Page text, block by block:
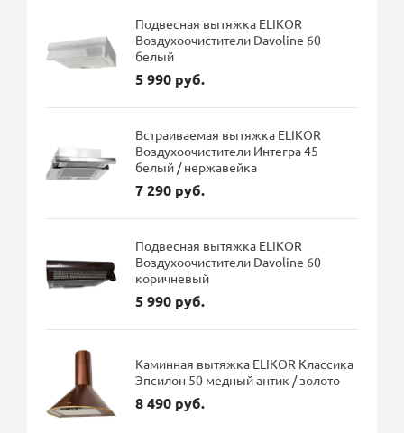
Подвесная вытяжка ELIKOR
Воздухоочистители Davoline 60
белый
5 990 руб.
Встраиваемая вытяжка ELIKOR
Воздухоочистители Интегра 45
белый / нержавейка
7 290 руб.
Подвесная вытяжка ELIKOR
Воздухоочистители Davoline 60
коричневый
5 990 руб.
Каминная вытяжка ELIKOR Классика
Эпсилон 50 медный антик / золото
8 490 руб.